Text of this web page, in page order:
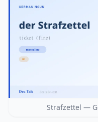
Strafzettel —